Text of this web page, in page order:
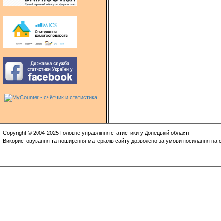
Copyright © 2004-2025 Головне управління статистики у Донецькій області
Використовування та поширення матеріалів сайту дозволено за умови посилання на